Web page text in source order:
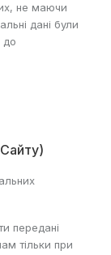
не маючи
дані були
до
передані
тільки при